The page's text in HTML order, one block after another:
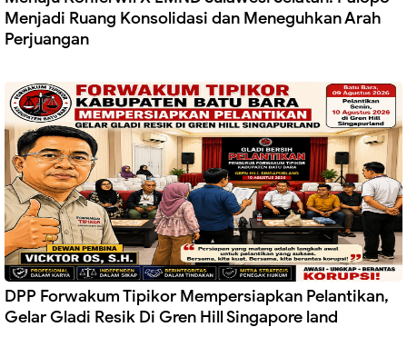
Menjadi Ruang Konsolidasi dan Meneguhkan Arah
Perjuangan
DPP Forwakum Tipikor Mempersiapkan Pelantikan,
Gelar Gladi Resik Di Gren Hill Singapore land